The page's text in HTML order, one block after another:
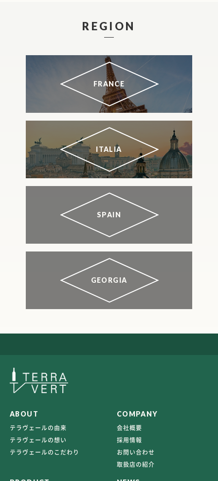
REGION
FRANCE
ITALIA
SPAIN
GEORGIA
ABOUT
テラヴェールの由来
テラヴェールの想い
テラヴェールのこだわり
COMPANY
会社概要
採用情報
お問い合わせ
取扱店の紹介